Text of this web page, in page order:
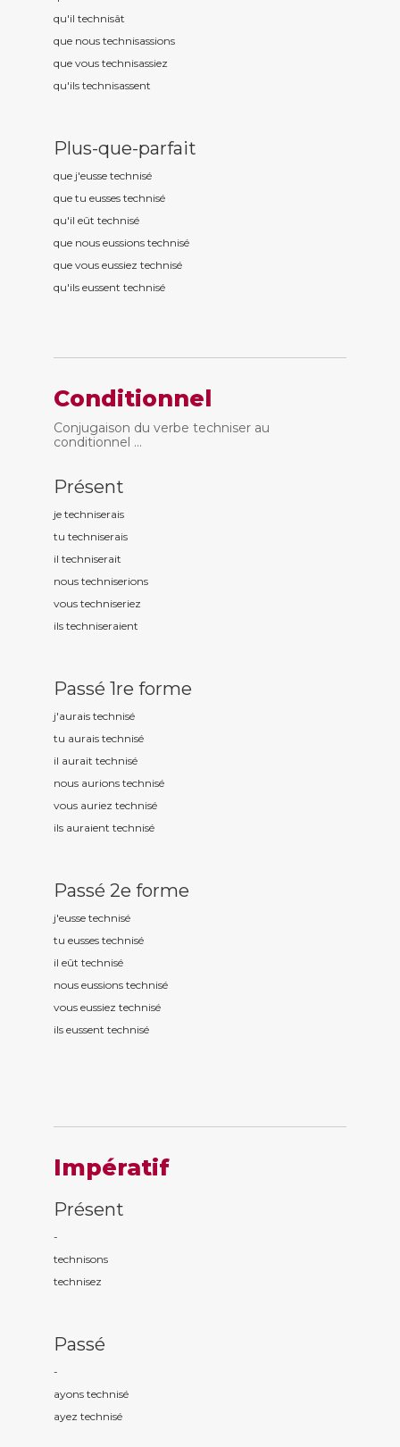
qu'il technisât
que nous technisassions
que vous technisassiez
qu'ils technisassent
Plus-que-parfait
que j'eusse technisé
que tu eusses technisé
qu'il eût technisé
que nous eussions technisé
que vous eussiez technisé
qu'ils eussent technisé
Conditionnel
Conjugaison du verbe techniser au
conditionnel ...
Présent
je techniserais
tu techniserais
il techniserait
nous techniserions
vous techniseriez
ils techniseraient
Passé 1re forme
j'aurais technisé
tu aurais technisé
il aurait technisé
nous aurions technisé
vous auriez technisé
ils auraient technisé
Passé 2e forme
j'eusse technisé
tu eusses technisé
il eût technisé
nous eussions technisé
vous eussiez technisé
ils eussent technisé
Impératif
Présent
-
technisons
technisez
Passé
-
ayons technisé
ayez technisé